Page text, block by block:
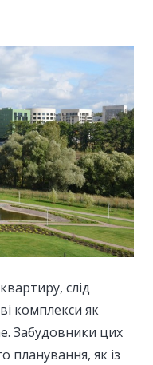
слід
комплекси як
Забудовники цих
планування, як із